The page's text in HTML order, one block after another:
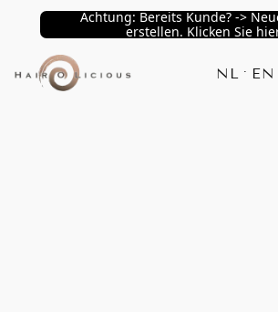
Achtung: Bereits Kunde? ->
erstellen. Klicken Sie
NL EN